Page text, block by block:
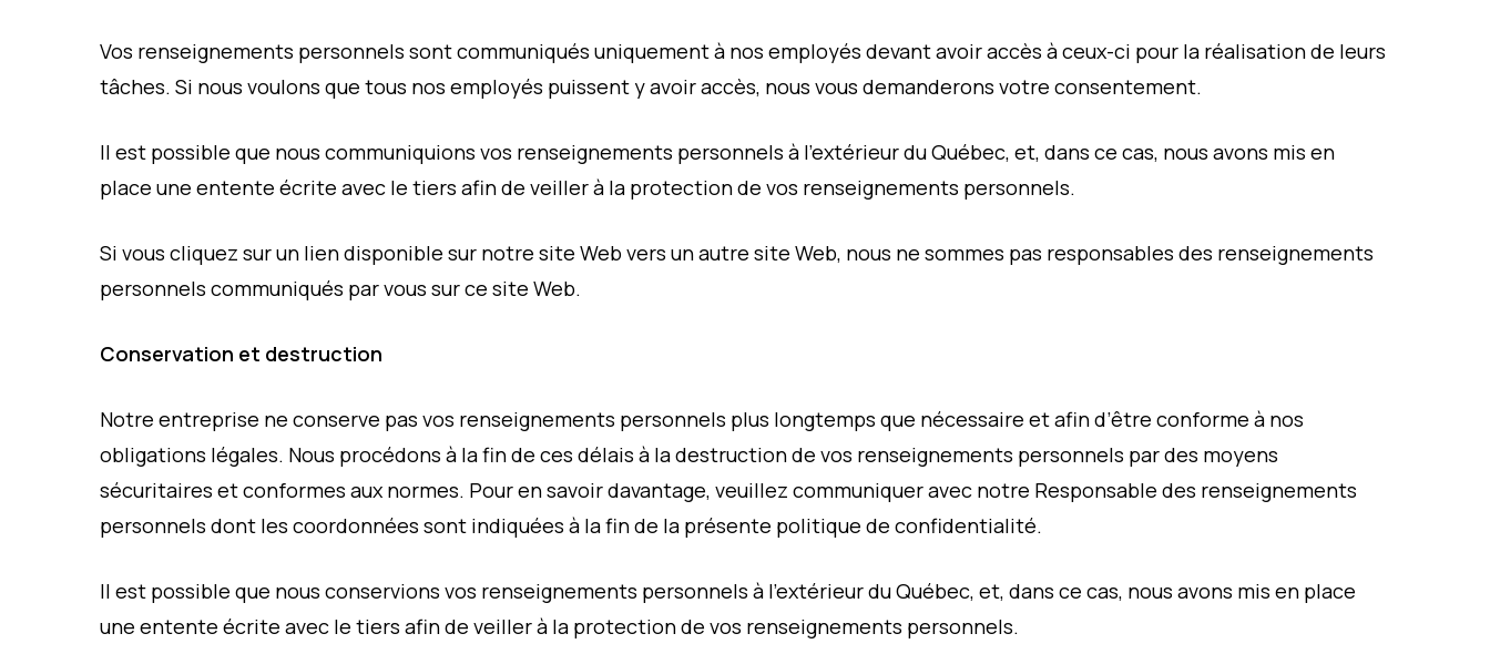
Vos renseignements personnels sont communiqués uniquement à nos employés devant avoir accès à ceux-ci pour la réalisation de leurs
tâches. Si nous voulons que tous nos employés puissent y avoir accès, nous vous demanderons votre consentement.
Il est possible que nous communiquions vos renseignements personnels à l’extérieur du Québec, et, dans ce cas, nous avons mis en
place une entente écrite avec le tiers afin de veiller à la protection de vos renseignements personnels.
Si vous cliquez sur un lien disponible sur notre site Web vers un autre site Web, nous ne sommes pas responsables des renseignements
personnels communiqués par vous sur ce site Web.
Conservation et destruction
Notre entreprise ne conserve pas vos renseignements personnels plus longtemps que nécessaire et afin d’être conforme à nos
obligations légales. Nous procédons à la fin de ces délais à la destruction de vos renseignements personnels par des moyens
sécuritaires et conformes aux normes. Pour en savoir davantage, veuillez communiquer avec notre Responsable des renseignements
personnels dont les coordonnées sont indiquées à la fin de la présente politique de confidentialité.
Il est possible que nous conservions vos renseignements personnels à l’extérieur du Québec, et, dans ce cas, nous avons mis en place
une entente écrite avec le tiers afin de veiller à la protection de vos renseignements personnels.